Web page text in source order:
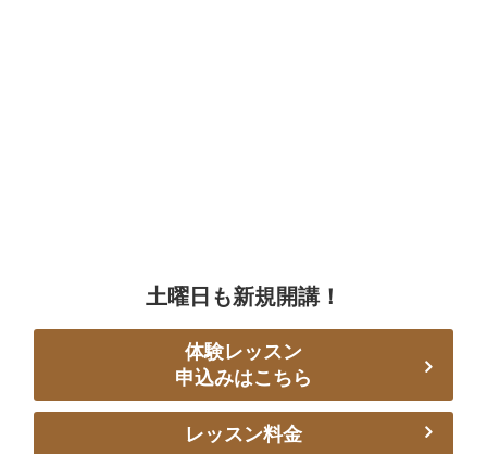
土曜日も新規開講！
体験レッスン
申込みはこちら
レッスン料金